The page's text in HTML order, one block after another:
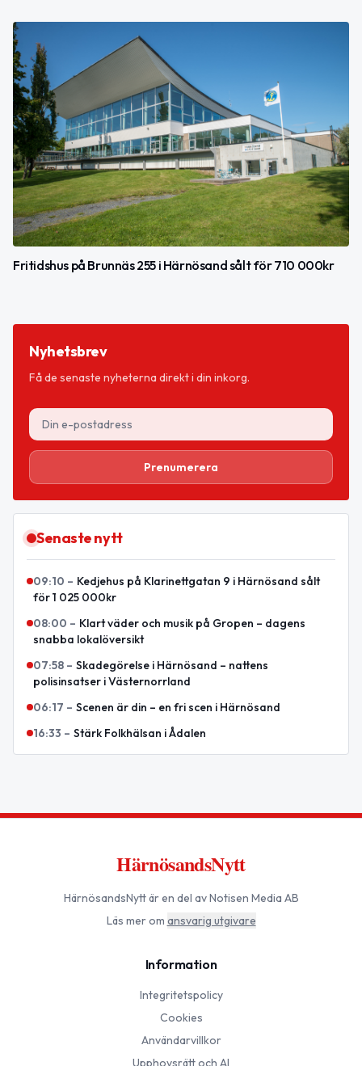
Fritidshus på Brunnäs 255 i Härnösand sålt för 710 000kr
Nyhetsbrev
Få de senaste nyheterna direkt i din inkorg.
Prenumerera
Senaste nytt
09:10 – Kedjehus på Klarinettgatan 9 i Härnösand sålt
för 1 025 000kr
08:00 – Klart väder och musik på Gropen – dagens
snabba lokalöversikt
07:58 – Skadegörelse i Härnösand – nattens
polisinsatser i Västernorrland
06:17 – Scenen är din – en fri scen i Härnösand
16:33 – Stärk Folkhälsan i Ådalen
HärnösandsNytt
HärnösandsNyttär en del av Notisen Media AB
Läs mer om ansvarig utgivare
Information
Integritetspolicy
Cookies
Användarvillkor
Upphovsrätt och AI